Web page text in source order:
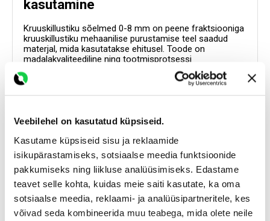
Veebilehel on kasutatud küpsiseid.
Kasutame küpsiseid sisu ja reklaamide
isikupärastamiseks, sotsiaalse meedia funktsioonide
pakkumiseks ning liikluse analüüsimiseks. Edastame
teavet selle kohta, kuidas meie saiti kasutate, ka oma
sotsiaalse meedia, reklaami- ja analüüsipartneritele, kes
võivad seda kombineerida muu teabega, mida olete neile
kasutamine
Kruuskillustiku sõelmed 0-8 mm on peene fraktsiooniga
kruuskillustiku mehaanilise purustamise teel saadud
materjal, mida kasutatakse ehitusel. Toode on
madalakvaliteediline ning tootmisprotsessi
kõrvalsaadus. Kruuskillustiku sõelmeid kasutatakse
tihtipeale liiva asemel ning antud materjalil on hea
Tänavakivide paigaldamisel aluskihi tasandamisel
Täitematerjalina erinevates kohtades liiva asemel
(filtratsioon oluliselt kehvem, kui liival)